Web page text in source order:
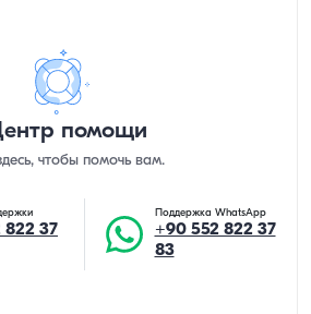
помощи
чтобы помочь вам.
822 37
Поддержка WhatsApp
+90 552 822 37
83